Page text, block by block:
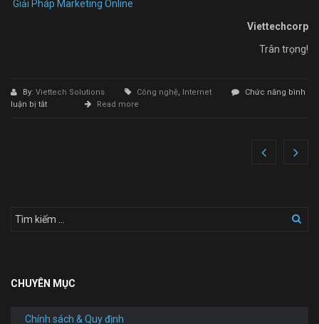
Giải Pháp Marketing Online
Viettechcorp
Trân trọng!
By: Viettech Solutions Công nghệ, Internet
Chức năng bình
luận bị tắtở
Read more
CHUYÊN MỤC
Chính sách & Quy định